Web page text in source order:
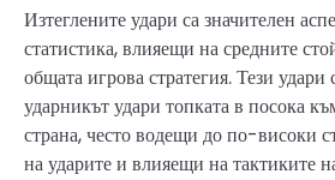
Изтеглените удари са значителен
статистика, влияещи на средните
общата игрова стратегия. Тези удари
ударникът удари топката в посока
страна, често водещи до по-високи
на ударите и влияещи на тактиките